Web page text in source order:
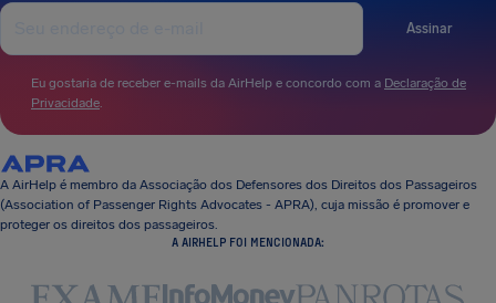
Assinar
Eu gostaria de receber e-mails da AirHelp e concordo com a Declaração de
Privacidade.
A AirHelp é membro da Associação dos Defensores dos Direitos dos Passageiros
(Association of Passenger Rights Advocates - APRA), cuja missão é promover e
proteger os direitos dos passageiros.
A AIRHELP FOI MENCIONADA: